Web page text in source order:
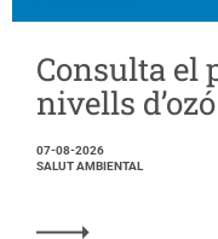
Consulta el
nivells
07-08-2026
SALUT AMBIENTAL